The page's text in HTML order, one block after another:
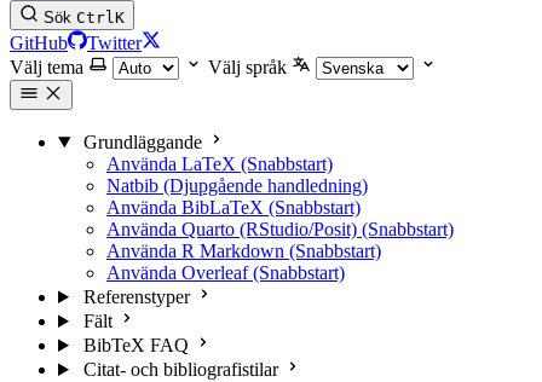
Sök CtrlK
GitHub
Twitter
Välj tema
Välj språk
Grundläggande
Använda LaTeX (Snabbstart)
Natbib (Djupgående handledning)
Använda BibLaTeX (Snabbstart)
Använda Quarto (RStudio/Posit) (Snabbstart)
Använda R Markdown (Snabbstart)
Använda Overleaf (Snabbstart)
Referenstyper
Fält
BibTeX FAQ
Citat- och bibliografistilar